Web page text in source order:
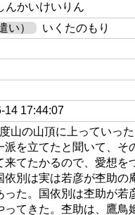
んかいけいりん
い）
いくたのもり
14 17:44:07
山の山頂に上っていっ
を立てたと聞いて、
てたかるので、愛想
別は実は若彦が杢助
た。国依別は杢助が
てきた。杢助は、鷹